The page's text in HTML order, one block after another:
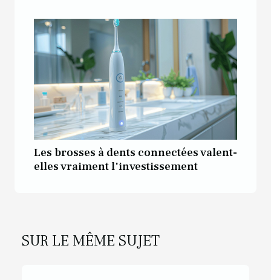
Les brosses à dents connectées valent-
elles vraiment l'investissement
SUR LE MÊME SUJET